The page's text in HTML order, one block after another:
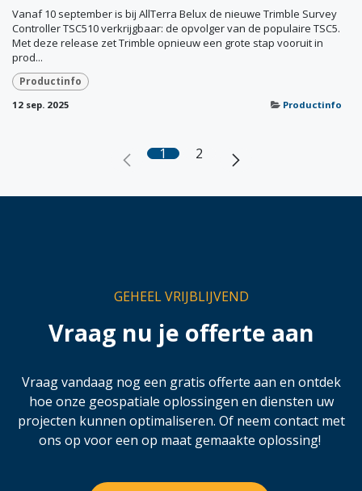
Vanaf 10 september is bij AllTerra Belux de nieuwe Trimble Survey
Controller TSC510 verkrijgbaar: de opvolger van de populaire TSC5.
Met deze release zet Trimble opnieuw een grote stap vooruit in
prod...
Productinfo
12 sep. 2025 Productinfo
1 2
GEHEEL VRIJBLIJVEND
Vraag nu je offerte aan
Vraag vandaag nog een gratis offerte aan en ontdek
hoe onze geospatiale oplossingen en diensten uw
projecten kunnen optimaliseren. Of neem contact met
ons op voor een op maat gemaakte oplossing!